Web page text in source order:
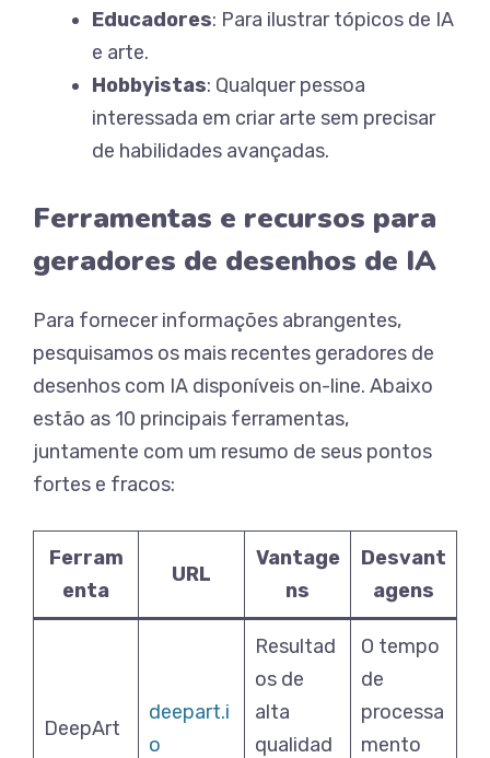
Educadores: Para ilustrar tópicos de IA
e arte.
Hobbyistas: Qualquer pessoa
interessada em criar arte sem precisar
de habilidades avançadas.
Ferramentas e recursos para
geradores de desenhos de IA
Para fornecer informações abrangentes,
pesquisamos os mais recentes geradores de
desenhos com IA disponíveis on-line. Abaixo
estão as 10 principais ferramentas,
juntamente com um resumo de seus pontos
fortes e fracos:
Ferram
enta
URL
Vantage
ns
Desvant
agens
DeepArt
deepart.i
o
Resultad
os de
alta
qualidad
O tempo
de
processa
mento